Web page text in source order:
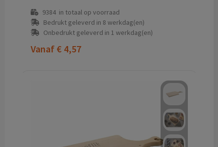
9384in totaal op voorraad
Bedrukt geleverd in 8 werkdag(en)
Onbedrukt geleverd in 1 werkdag(en)
Vanaf € 4,57